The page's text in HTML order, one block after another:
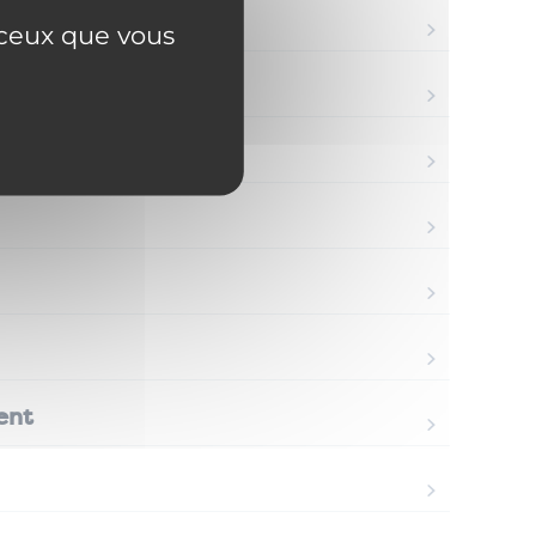
que vous